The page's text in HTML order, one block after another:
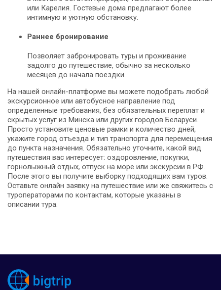
или Карелия. Гостевые дома предлагают более
интимную и уютную обстановку.
Раннее бронирование
Позволяет забронировать туры и проживание
задолго до путешествие, обычно за несколько
месяцев до начала поездки.
На нашей онлайн-платформе вы можете подобрать любой
экскурсионное или автобусное направление под
определенные требования, без обязательных переплат и
скрытых услуг из Минска или других городов Беларуси.
Просто установите ценовые рамки и количество дней,
укажите город отъезда и тип транспорта для перемещения
до пункта назначения. Обязательно уточните, какой вид
путешествия вас интересует: оздоровление, покупки,
горнолыжный отдых, отпуск на море или экскурсии в РФ.
После этого вы получите выборку подходящих вам туров.
Оставьте онлайн заявку на путешествие или же свяжитесь с
туроператорами по контактам, которые указаны в
описании тура.